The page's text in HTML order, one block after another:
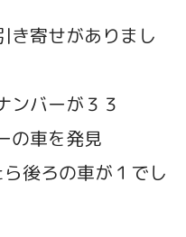
き寄せがありまし
ンバーが３３
の車を発見
後ろの車が１でし